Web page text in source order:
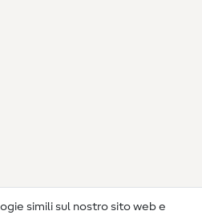
simili sul nostro sito web e